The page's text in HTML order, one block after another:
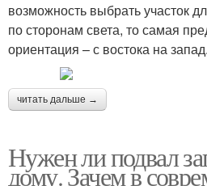
возможность выбрать участок
по сторонам света, то самая
ориентация – с востока на запад.
читать дальше →
Нужен ли подвал
дому. Зачем в